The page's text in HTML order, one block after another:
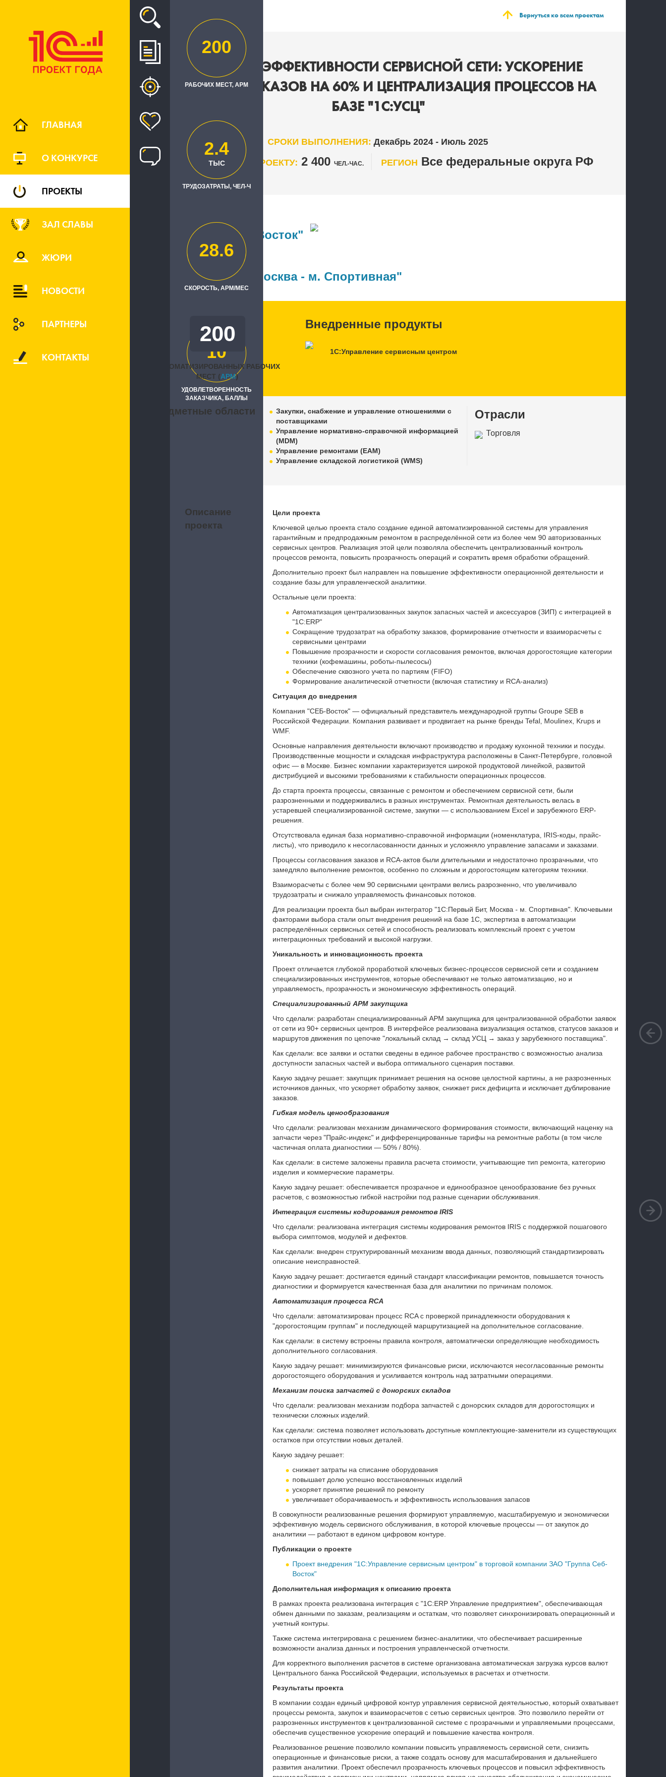
ГЛАВНАЯ
О КОНКУРСЕ
ПРОЕКТЫ
ЗАЛ СЛАВЫ
ЖЮРИ
НОВОСТИ
ПАРТНЕРЫ
КОНТАКТЫ
Проект Вернуться ко всем проектам
ПОВЫШЕНИЕ ЭФФЕКТИВНОСТИ СЕРВИСНОЙ СЕТИ: УСКОРЕНИЕ
ОБРАБОТКИ ЗАКАЗОВ НА 60% И ЦЕНТРАЛИЗАЦИЯ ПРОЦЕССОВ НА
БАЗЕ "1С:УСЦ"
СРОКИ ВЫПОЛНЕНИЯ: Декабрь 2024 - Июль 2025
ТРУДОЗАТРАТЫ ПО ПРОЕКТУ: 2 400 ЧЕЛ.-ЧАС. РЕГИОН Все федеральные округа РФ
200
РАБОЧИХ МЕСТ, АРМ
2.4
ТЫС
ТРУДОЗАТРАТЫ, ЧЕЛ-Ч
28.6
СКОРОСТЬ, АРМ/МЕС
10
УДОВЛЕТВОРЕННОСТЬ
ЗАКАЗЧИКА, БАЛЛЫ
ЗАО "Группа Себ-Восток"
Исполнитель
"1С:Первый Бит, Москва - м. Спортивная"
200
АВТОМАТИЗИРОВАННЫХ РАБОЧИХ
МЕСТ (APM)
Внедренные продукты
1С:Управление сервисным центром
Предметные области
Закупки, снабжение и управление отношениями с
поставщиками
Управление нормативно-справочной информацией
(MDM)
Управление ремонтами (EAM)
Управление складской логистикой (WMS)
Отрасли
Торговля
Описание
проекта
Цели проекта
Ключевой целью проекта стало создание единой автоматизированной системы для управления
гарантийным и предпродажным ремонтом в распределённой сети из более чем 90 авторизованных
сервисных центров. Реализация этой цели позволяла обеспечить централизованный контроль
процессов ремонта, повысить прозрачность операций и сократить время обработки обращений.
Дополнительно проект был направлен на повышение эффективности операционной деятельности и
создание базы для управленческой аналитики.
Остальные цели проекта:
Автоматизация централизованных закупок запасных частей и аксессуаров (ЗИП) с интеграцией в
"1С:ERP"
Сокращение трудозатрат на обработку заказов, формирование отчетности и взаиморасчеты с
сервисными центрами
Повышение прозрачности и скорости согласования ремонтов, включая дорогостоящие категории
техники (кофемашины, роботы-пылесосы)
Обеспечение сквозного учета по партиям (FIFO)
Формирование аналитической отчетности (включая статистику и RCA-анализ)
Ситуация до внедрения
Компания "СЕБ-Восток" — официальный представитель международной группы Groupe SEB в
Российской Федерации. Компания развивает и продвигает на рынке бренды Tefal, Moulinex, Krups и
WMF.
Основные направления деятельности включают производство и продажу кухонной техники и посуды.
Производственные мощности и складская инфраструктура расположены в Санкт-Петербурге, головной
офис — в Москве. Бизнес компании характеризуется широкой продуктовой линейкой, развитой
дистрибуцией и высокими требованиями к стабильности операционных процессов.
До старта проекта процессы, связанные с ремонтом и обеспечением сервисной сети, были
разрозненными и поддерживались в разных инструментах. Ремонтная деятельность велась в
устаревшей специализированной системе, закупки — с использованием Excel и зарубежного ERP-
решения.
Отсутствовала единая база нормативно-справочной информации (номенклатура, IRIS-коды, прайс-
листы), что приводило к несогласованности данных и усложняло управление запасами и заказами.
Процессы согласования заказов и RCA-актов были длительными и недостаточно прозрачными, что
замедляло выполнение ремонтов, особенно по сложным и дорогостоящим категориям техники.
Взаиморасчеты с более чем 90 сервисными центрами велись разрозненно, что увеличивало
трудозатраты и снижало управляемость финансовых потоков.
Для реализации проекта был выбран интегратор "1С:Первый Бит, Москва - м. Спортивная". Ключевыми
факторами выбора стали опыт внедрения решений на базе 1С, экспертиза в автоматизации
распределённых сервисных сетей и способность реализовать комплексный проект с учетом
интеграционных требований и высокой нагрузки.
Уникальность и инновационность проекта
Проект отличается глубокой проработкой ключевых бизнес-процессов сервисной сети и созданием
специализированных инструментов, которые обеспечивают не только автоматизацию, но и
управляемость, прозрачность и экономическую эффективность операций.
Специализированный АРМ закупщика
Что сделали: разработан специализированный АРМ закупщика для централизованной обработки заявок
от сети из 90+ сервисных центров. В интерфейсе реализована визуализация остатков, статусов заказов и
маршрутов движения по цепочке "локальный склад → склад УСЦ → заказ у зарубежного поставщика".
Как сделали: все заявки и остатки сведены в единое рабочее пространство с возможностью анализа
доступности запасных частей и выбора оптимального сценария поставки.
Какую задачу решает: закупщик принимает решения на основе целостной картины, а не разрозненных
источников данных, что ускоряет обработку заявок, снижает риск дефицита и исключает дублирование
заказов.
Гибкая модель ценообразования
Что сделали: реализован механизм динамического формирования стоимости, включающий наценку на
запчасти через "Прайс-индекс" и дифференцированные тарифы на ремонтные работы (в том числе
частичная оплата диагностики — 50% / 80%).
Как сделали: в системе заложены правила расчета стоимости, учитывающие тип ремонта, категорию
изделия и коммерческие параметры.
Какую задачу решает: обеспечивается прозрачное и единообразное ценообразование без ручных
расчетов, с возможностью гибкой настройки под разные сценарии обслуживания.
Интеграция системы кодирования ремонтов IRIS
Что сделали: реализована интеграция системы кодирования ремонтов IRIS с поддержкой пошагового
выбора симптомов, модулей и дефектов.
Как сделали: внедрен структурированный механизм ввода данных, позволяющий стандартизировать
описание неисправностей.
Какую задачу решает: достигается единый стандарт классификации ремонтов, повышается точность
диагностики и формируется качественная база для аналитики по причинам поломок.
Автоматизация процесса RCA
Что сделали: автоматизирован процесс RCA с проверкой принадлежности оборудования к
"дорогостоящим группам" и последующей маршрутизацией на дополнительное согласование.
Как сделали: в систему встроены правила контроля, автоматически определяющие необходимость
дополнительного согласования.
Какую задачу решает: минимизируются финансовые риски, исключаются несогласованные ремонты
дорогостоящего оборудования и усиливается контроль над затратными операциями.
Механизм поиска запчастей с донорских складов
Что сделали: реализован механизм подбора запчастей с донорских складов для дорогостоящих и
технически сложных изделий.
Как сделали: система позволяет использовать доступные комплектующие-заменители из существующих
остатков при отсутствии новых деталей.
Какую задачу решает:
снижает затраты на списание оборудования
повышает долю успешно восстановленных изделий
ускоряет принятие решений по ремонту
увеличивает оборачиваемость и эффективность использования запасов
В совокупности реализованные решения формируют управляемую, масштабируемую и экономически
эффективную модель сервисного обслуживания, в которой ключевые процессы — от закупок до
аналитики — работают в едином цифровом контуре.
Публикации о проекте
Проект внедрения "1С:Управление сервисным центром" в торговой компании ЗАО "Группа Себ-
Восток"
Дополнительная информация к описанию проекта
В рамках проекта реализована интеграция с "1С:ERP Управление предприятием", обеспечивающая
обмен данными по заказам, реализациям и остаткам, что позволяет синхронизировать операционный и
учетный контуры.
Также система интегрирована с решением бизнес-аналитики, что обеспечивает расширенные
возможности анализа данных и построения управленческой отчетности.
Для корректного выполнения расчетов в системе организована автоматическая загрузка курсов валют
Центрального банка Российской Федерации, используемых в расчетах и отчетности.
Результаты проекта
В компании создан единый цифровой контур управления сервисной деятельностью, который охватывает
процессы ремонта, закупок и взаиморасчетов с сетью сервисных центров. Это позволило перейти от
разрозненных инструментов к централизованной системе с прозрачными и управляемыми процессами,
обеспечив существенное ускорение операций и повышение качества контроля.
Реализованное решение позволило компании повысить управляемость сервисной сети, снизить
операционные и финансовые риски, а также создать основу для масштабирования и дальнейшего
развития аналитики. Проект обеспечил прозрачность ключевых процессов и повысил эффективность